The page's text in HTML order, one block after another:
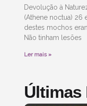
Devolução à
(Athene noctua) 26
destes mochos
Não tinham lesões
Ler mais »
Últimas